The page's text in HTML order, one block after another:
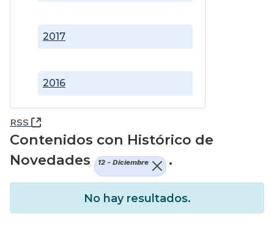
2016
2017
RSS (Abre una nueva ventana)
Contenidos con Histórico de
Novedades
12 - Diciembre .
No hay resultados.